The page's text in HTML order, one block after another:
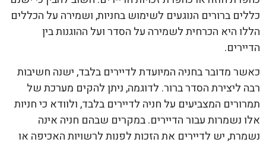
כללים ברורים הנוגעים לשימוש בחניות, ושמירה על הכללים
הללו היא הכרחית לשמירה על הסדר ועל ההוגנות בין
הדיירים.
כאשר מדובר בחניה המיועדת לדיירים בלבד, ישנה חשיבות
רבה ליצירת הסדר ברור. לדוגמה, ניתן להקים מערכת של
תמרורים המצביעים על חניה לדיירים בלבד, ולוודא כי חניות
אלו נשמרות עבור הדיירים. במקרים שבהם חניה אינה
נשמרת, יש לדיירים את הזכות לפנות לרשויות האכיפה או